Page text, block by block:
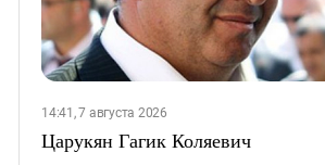
14:41, 7 августа 2026
Царукян Гагик Коляевич